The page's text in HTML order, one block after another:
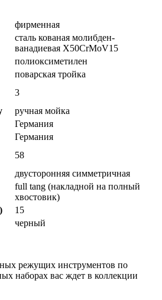
фирменная
сталь кованая молибден-
ванадиевая X50CrMoV15
полиоксиметилен
поварская тройка
3
ручная мойка
Германия
Германия
58
двусторонняя симметричная
full tang (накладной на полный
хвостовик)
15
черный
режущих инструментов по
наборах вас ждет в коллекции